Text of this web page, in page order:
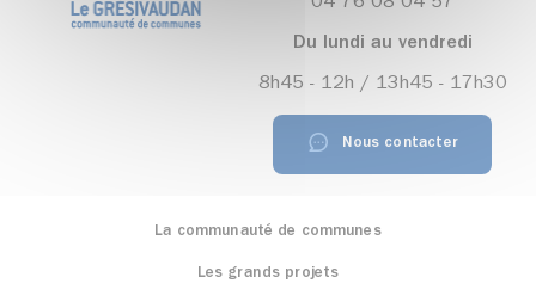
04 76 08 04 57
Du lundi au vendredi
8h45 - 12h / 13h45 - 17h30
Nous contacter
La communauté de communes
Les grands projets